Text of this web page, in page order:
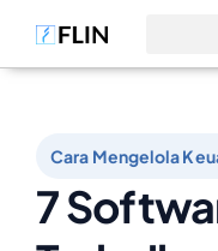
Cara Mengelola
7